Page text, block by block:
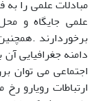
مبادلات علمی را
علمی جایگاه و
برخوردارند
دامنه جغرافیایی
اجتماعی می توان
ارتباطات رویارو